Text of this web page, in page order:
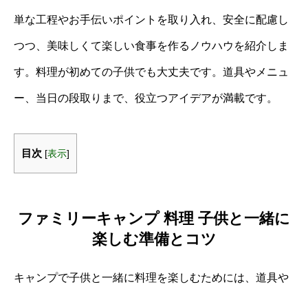
単な工程やお手伝いポイントを取り入れ、安全に配慮し
つつ、美味しくて楽しい食事を作るノウハウを紹介しま
す。料理が初めての子供でも大丈夫です。道具やメニュ
ー、当日の段取りまで、役立つアイデアが満載です。
目次 [表示]
ファミリーキャンプ 料理 子供と一緒に
楽しむ準備とコツ
キャンプで子供と一緒に料理を楽しむためには、道具や